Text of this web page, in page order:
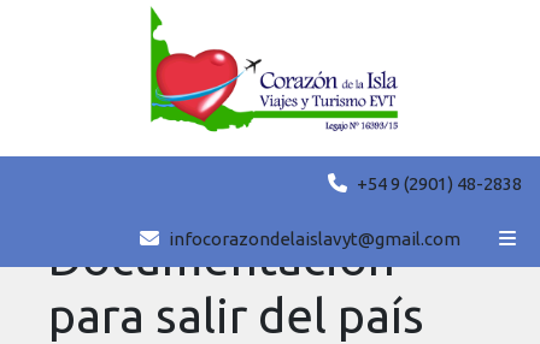
+54 9 (2901) 48-2838
infocorazondelaislavyt@gmail.com
Documentación
para salir del país